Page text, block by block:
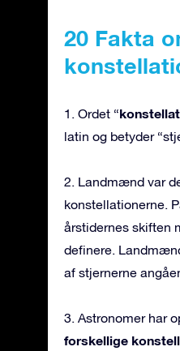
20 Fakta
1. Ordet “
latin og betyder
2. Landmænd var
konstellationerne.
årstidernes skiften
definere.
af stjernerne
3. Astronomer har
forskellige